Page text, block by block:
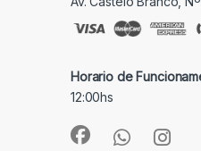
Horario de
12:00hs